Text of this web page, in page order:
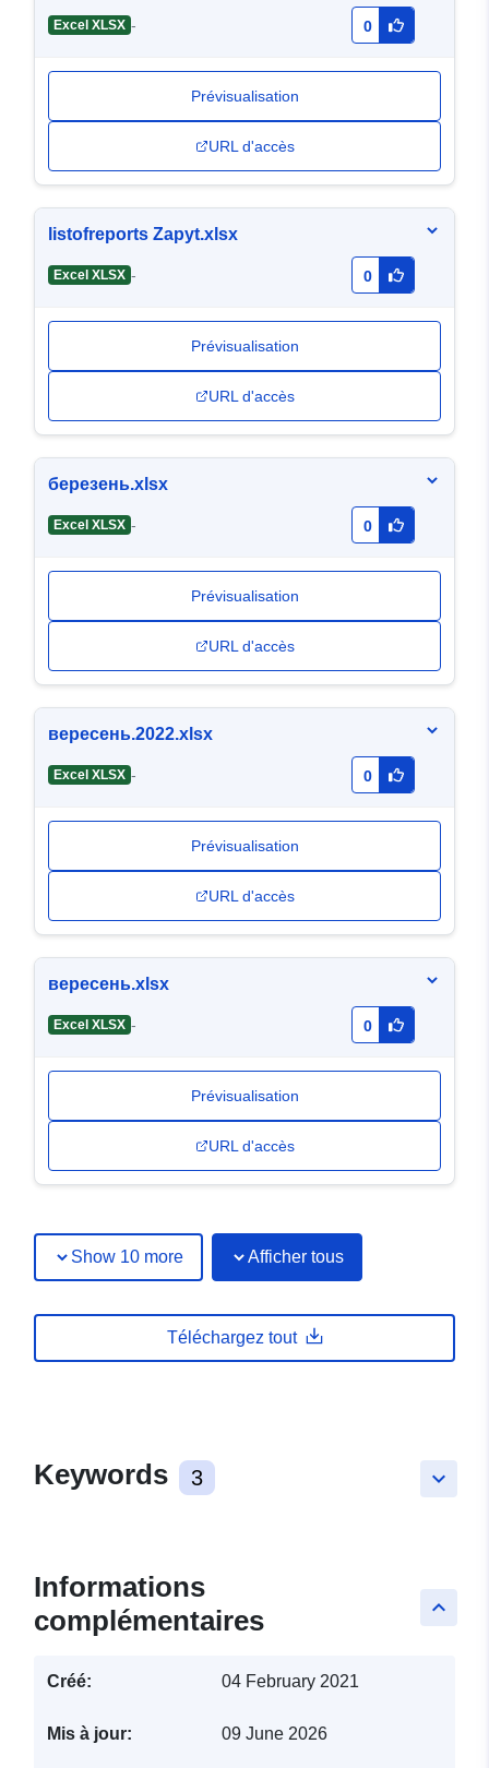
Excel XLSX - 0
Prévisualisation
URL d'accès
listofreports Zapyt.xlsx
Excel XLSX - 0
Prévisualisation
URL d'accès
березень.xlsx
Excel XLSX - 0
Prévisualisation
URL d'accès
вересень.2022.xlsx
Excel XLSX - 0
Prévisualisation
URL d'accès
вересень.xlsx
Excel XLSX - 0
Prévisualisation
URL d'accès
Show 10 more Afficher tous
Téléchargez tout
keyboard_arrow_down
Keywords 3
keyboard_arrow_up
Informations
complémentaires
Créé: 04 February 2021
Mis à jour: 09 June 2026